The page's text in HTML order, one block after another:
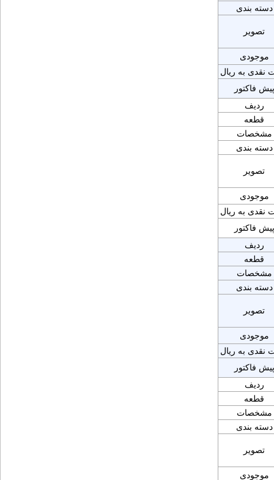
دسته بندی
تصویر
موجودی
نقدی به ریال
پیش فاکتور
ردیف
قطعه
مشخصات
دسته بندی
تصویر
موجودی
نقدی به ریال
پیش فاکتور
ردیف
قطعه
مشخصات
دسته بندی
تصویر
موجودی
نقدی به ریال
پیش فاکتور
ردیف
قطعه
مشخصات
دسته بندی
تصویر
موجودی